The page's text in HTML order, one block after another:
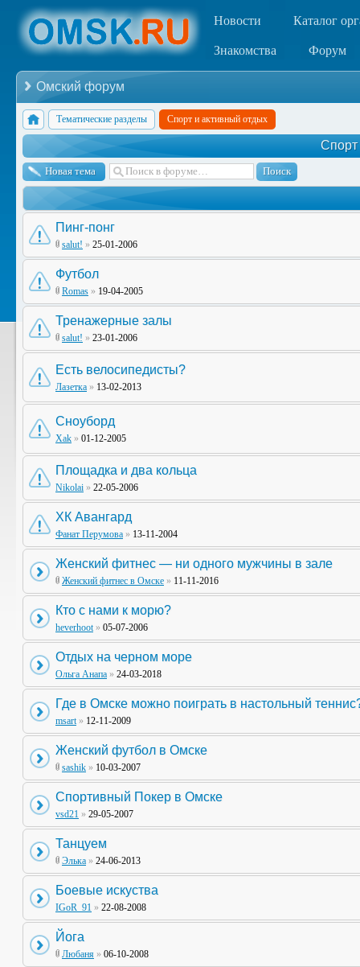
Новости Каталог
Знакомства Форум
Омский форум
Тематические разделы Спорт и активный отдых
Спорт
Новая тема
Пинг-понг
salut! » 25-01-2006
Футбол
Romas » 19-04-2005
Тренажерные залы
salut! » 23-01-2006
Есть велосипедисты?
Лазетка » 13-02-2013
Сноуборд
Xak » 01-12-2005
Площадка и два кольца
Nikolai » 22-05-2006
ХК Авангард
Фанат Перумова » 13-11-2004
Женский фитнес — ни одного мужчины в зале
Женский фитнес в Омске » 11-11-2016
Кто с нами к морю?
heverhoot » 05-07-2006
Отдых на черном море
Ольга Анапа » 24-03-2018
Где в Омске можно поиграть в настольный
msart » 12-11-2009
Женский футбол в Омске
sashik » 10-03-2007
Спортивный Покер в Омске
vsd21 » 29-05-2007
Танцуем
Элька » 24-06-2013
Боевые искуства
IGoR_91 » 22-08-2008
Йога
Любаня » 06-10-2008